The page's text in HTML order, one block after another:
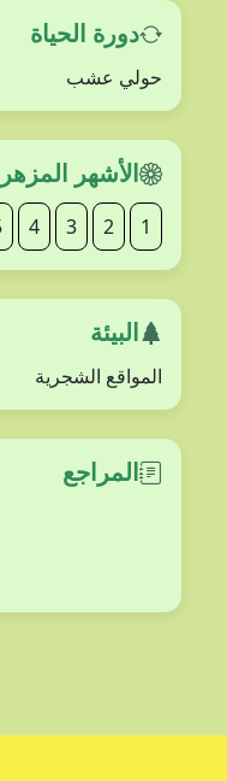
دورة الحياة
حولي عشب
الأشهر
1
2
3
4
البيئة
المواقع الشجرية
المراجع